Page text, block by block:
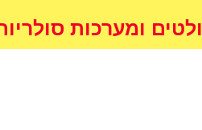
סולריות לחימום